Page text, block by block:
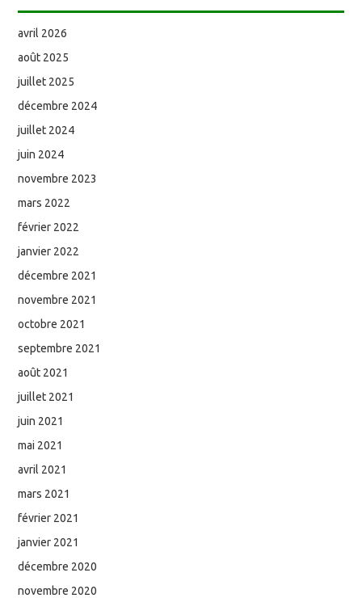
avril 2026
août 2025
juillet 2025
décembre 2024
juillet 2024
juin 2024
novembre 2023
mars 2022
février 2022
janvier 2022
décembre 2021
novembre 2021
octobre 2021
septembre 2021
août 2021
juillet 2021
juin 2021
mai 2021
avril 2021
mars 2021
février 2021
janvier 2021
décembre 2020
novembre 2020